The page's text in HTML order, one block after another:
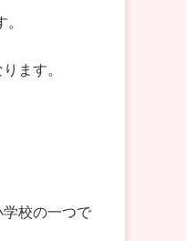
ます。
校の一つで